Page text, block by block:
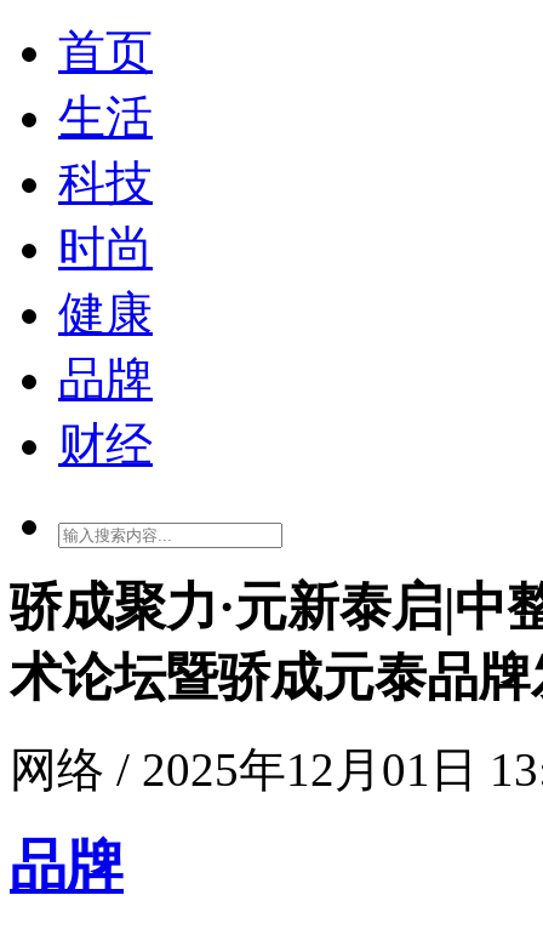
首页
生活
科技
时尚
健康
品牌
财经
骄成聚力·元新泰启|中
术论坛暨骄成元泰品
网络 / 2025年12月01日
品牌